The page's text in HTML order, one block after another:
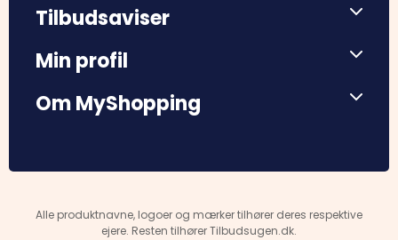
Tilbudsaviser
Min profil
Om MyShopping
Alle produktnavne, logoer og mærker tilhører deres respektive
ejere. Resten tilhører Tilbudsugen.dk.